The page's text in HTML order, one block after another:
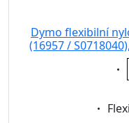
Dymo flexibilní
(16957 /